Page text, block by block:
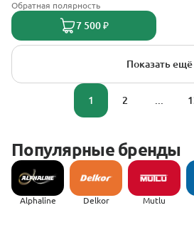
Обратная полярность
7 500 ₽
Показать ещё
1 2
Популярные бренды
Alphaline Delkor Mutlu